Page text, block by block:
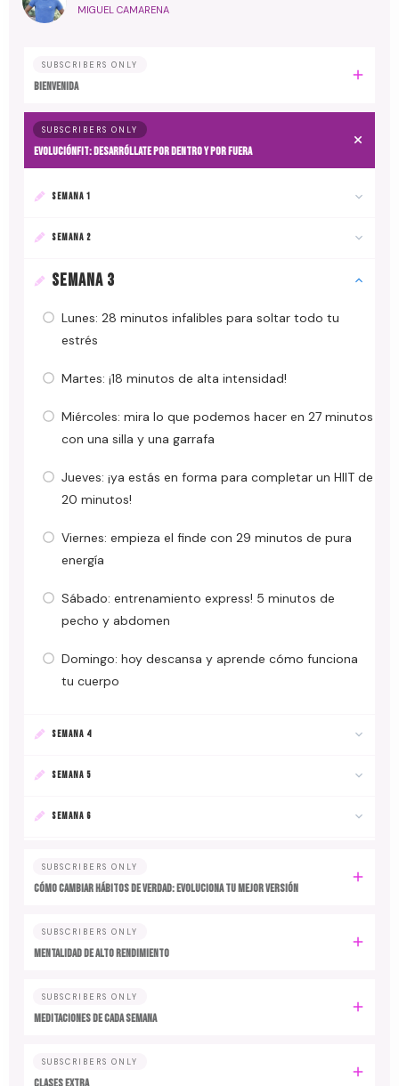
MIGUEL CAMARENA
SUBSCRIBERS ONLY
BIENVENIDA
SUBSCRIBERS ONLY
EvoluciónFit: desarróllate por dentro y por fuera
SEMANA 1
SEMANA 2
SEMANA 3
Lunes: 28 minutos infalibles para soltar todo tu
estrés
Martes: ¡18 minutos de alta intensidad!
Miércoles: mira lo que podemos hacer en 27 minutos
con una silla y una garrafa
Jueves: ¡ya estás en forma para completar un HIIT de
20 minutos!
Viernes: empieza el finde con 29 minutos de pura
energía
Sábado: entrenamiento express! 5 minutos de
pecho y abdomen
Domingo: hoy descansa y aprende cómo funciona
tu cuerpo
SEMANA 4
SEMANA 5
SEMANA 6
SUBSCRIBERS ONLY
Cómo cambiar hábitos de verdad: evoluciona tu mejor versión
SUBSCRIBERS ONLY
MENTALIDAD DE ALTO RENDIMIENTO
SUBSCRIBERS ONLY
MEDITACIONES DE CADA SEMANA
SUBSCRIBERS ONLY
CLASES EXTRA